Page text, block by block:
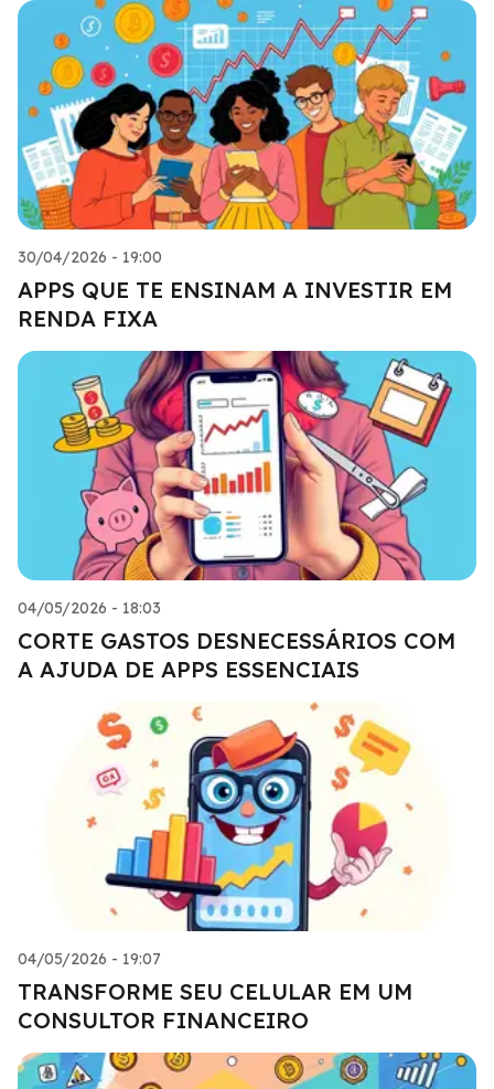
30/04/2026 - 19:00
APPS QUE TE ENSINAM A INVESTIR EM
RENDA FIXA
04/05/2026 - 18:03
CORTE GASTOS DESNECESSÁRIOS COM
A AJUDA DE APPS ESSENCIAIS
04/05/2026 - 19:07
TRANSFORME SEU CELULAR EM UM
CONSULTOR FINANCEIRO